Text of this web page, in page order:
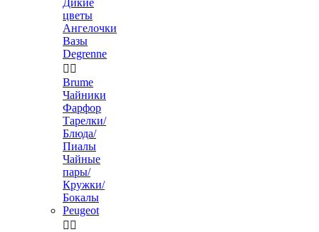
Дикие
цветы
Ангелочки
Вазы
Degrenne
 
Brume
Чайники
Фарфор
Тарелки/
Блюда/
Пиалы
Чайные
пары/
Кружки/
Бокалы
Peugeot
 